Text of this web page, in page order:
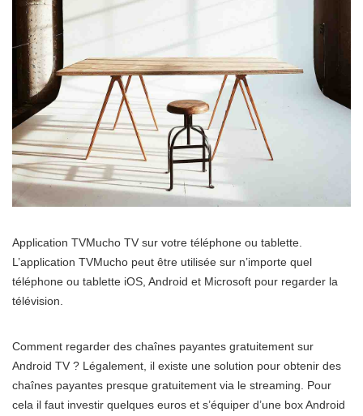
Application TVMucho TV sur votre téléphone ou tablette.
L’application TVMucho peut être utilisée sur n’importe quel
téléphone ou tablette iOS, Android et Microsoft pour regarder la
télévision.
Comment regarder des chaînes payantes gratuitement sur
Android TV ? Légalement, il existe une solution pour obtenir des
chaînes payantes presque gratuitement via le streaming. Pour
cela il faut investir quelques euros et s’équiper d’une box Android